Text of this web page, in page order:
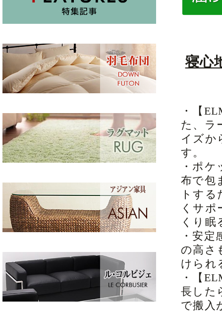
寝心
・【
た、ラ
イズか
す。
・ポ
布で包
トす
くサポ
くり眠
・安
の高さ
けられ
・【
長した
で搬入